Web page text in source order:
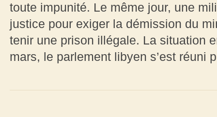
toute impunité. Le même jour, une
justice pour exiger la démission du
tenir une prison illégale. La situation
mars, le parlement libyen s’est réuni